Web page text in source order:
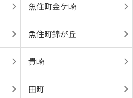
魚住町金ケ崎
魚住町錦が丘
貴崎
田町